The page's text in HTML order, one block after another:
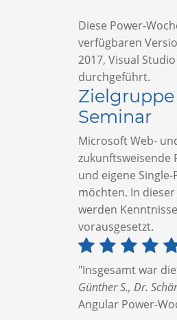
Diese Power-
verfügbaren
2017, Visual
durchgeführt.
Zielgruppe
Seminar
Microsoft Web-
zukunftsweisende
und eigene
möchten. In dieser
werden
vorausgesetzt.
"Insgesamt war
Günther S., Dr.
Angular Power-